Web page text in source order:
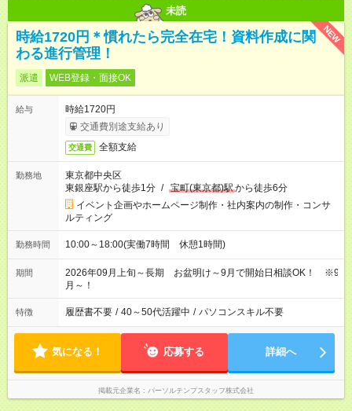
未読
NEW
時給1720円＊慣れたら完全在宅！資料作成に関
わる進行管理！
派遣 WEB登録・面接OK
給与
時給1720円
交通費別途支給あり
交通費 全額支給
勤務地
東京都中央区
東銀座駅から徒歩1分 / 宝町(東京都)駅から徒歩6分
イベント企画やホームページ制作・社内案内の制作・コンサ
ルティング
勤務時間 10:00～18:00(実働7時間 休憩1時間)
期間
2026年09月上旬～長期 お盆明け～9月で開始日相談OK！ ※9
月～！
特徴 履歴書不要 / 40～50代活躍中 / パソコンスキル不要
気になる！ 応募する 詳細へ
掲載元企業名 パーソルテンプスタッフ株式会社